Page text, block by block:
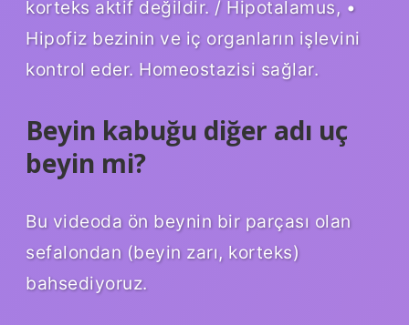
korteks aktif değildir. / Hipotalamus, •
Hipofiz bezinin ve iç organların işlevini
kontrol eder. Homeostazisi sağlar.
Beyin kabuğu diğer adı uç
beyin mi?
Bu videoda ön beynin bir parçası olan
sefalondan (beyin zarı, korteks)
bahsediyoruz.